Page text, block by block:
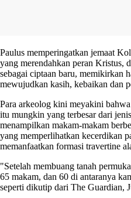
Paulus memperingatkan jemaat
yang merendahkan peran Kristus,
sebagai ciptaan baru, memikirkan
mewujudkan kasih, kebaikan dan
Para arkeolog kini meyakini
itu mungkin yang terbesar dari
menampilkan makam-makam
yang memperlihatkan kecerdikan
memanfaatkan formasi travertine
"Setelah membuang tanah
65 makam, dan 60 di antaranya
seperti dikutip dari The Guardian,